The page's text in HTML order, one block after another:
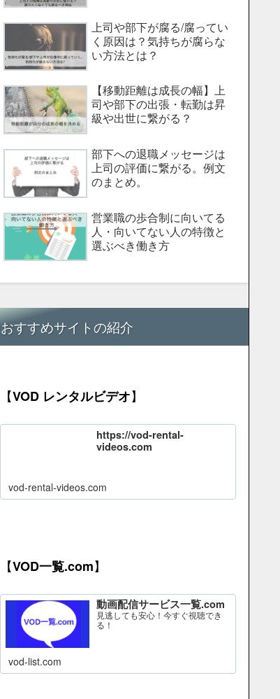
上司や部下が腐る/腐ってい
く原因は？気持ちが腐らな
い方法とは？
【移動距離は成長の幅】上
司や部下の出張・転勤は昇
級や出世に繋がる？
部下への退職メッセージは
上司の評価に繋がる。例文
のまとめ。
営業職の歩合制に向いてる
人・向いてない人の特徴と
選ぶべき働き方
おすすめサイトの紹介
【VOD レンタルビデオ】
https://vod-rental-
videos.com
vod-rental-videos.com
【VOD一覧.com】
動画配信サービス一覧.com
見逃しても安心！今すぐ視聴でき
る！
vod-list.com